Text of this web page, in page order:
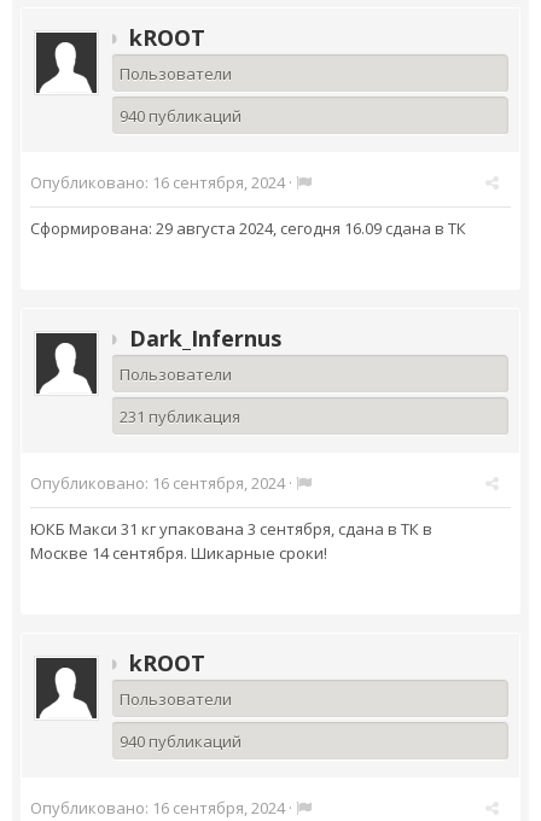
kROOT
Пользователи
940 публикаций
Опубликовано: 16 сентября, 2024·
Сформирована: 29 августа 2024, сегодня 16.09 сдана в ТК
Dark_Infernus
Пользователи
231 публикация
Опубликовано: 16 сентября, 2024·
ЮКБ Макси 31 кг упакована 3 сентября, сдана в ТК в
Москве 14 сентября. Шикарные сроки!
kROOT
Пользователи
940 публикаций
Опубликовано: 16 сентября, 2024·